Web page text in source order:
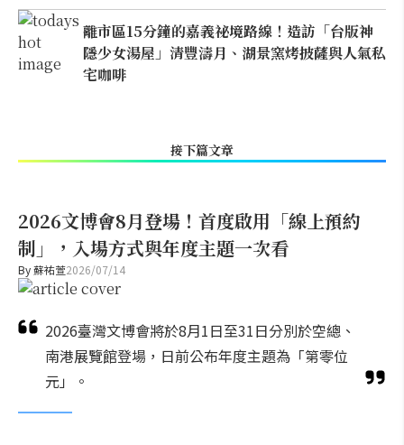
離市區15分鐘的嘉義祕境路線！造訪「台版神
隱少女湯屋」清豐濤月、湖景窯烤披薩與人氣私
宅咖啡
接下篇文章
2026文博會8月登場！首度啟用「線上預約
制」，入場方式與年度主題一次看
By蘇祐萱2026/07/14
2026臺灣文博會將於8月1日至31日分別於空總、
南港展覽館登場，日前公布年度主題為「第零位
元」。